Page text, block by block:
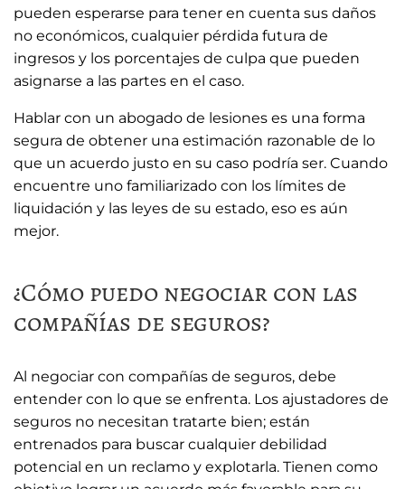
pueden esperarse para tener en cuenta sus daños
no económicos, cualquier pérdida futura de
ingresos y los porcentajes de culpa que pueden
asignarse a las partes en el caso.
Hablar con un abogado de lesiones es una forma
segura de obtener una estimación razonable de lo
que un acuerdo justo en su caso podría ser. Cuando
encuentre uno familiarizado con los límites de
liquidación y las leyes de su estado, eso es aún
mejor.
¿Cómo puedo negociar con las
compañías de seguros?
Al negociar con compañías de seguros, debe
entender con lo que se enfrenta. Los ajustadores de
seguros no necesitan tratarte bien; están
entrenados para buscar cualquier debilidad
potencial en un reclamo y explotarla. Tienen como